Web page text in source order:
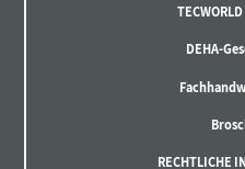
DEHA-
RECHTLICHE